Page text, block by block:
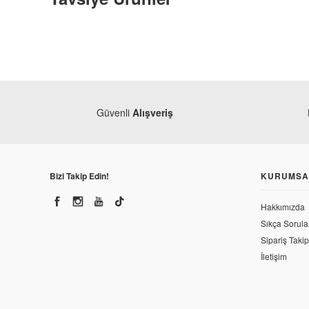
Mondial Z-One 180 Zincir
614,95 TL
Güvenli Alışveriş
Bizi Takip Edin!
Hakkımızda
Sıkça
Sipariş Takip
İletişim